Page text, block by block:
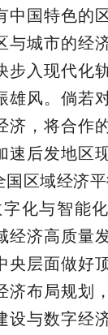
中国特色的
与城市的经
步入现代化
雄风。倘若
济，将合作
速后发地区
区域经济平
化与智能
经济高质量
央层面做好
济布局规划
设与数字经